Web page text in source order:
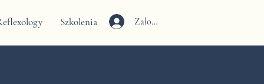
Szkolenia Zaloguj się